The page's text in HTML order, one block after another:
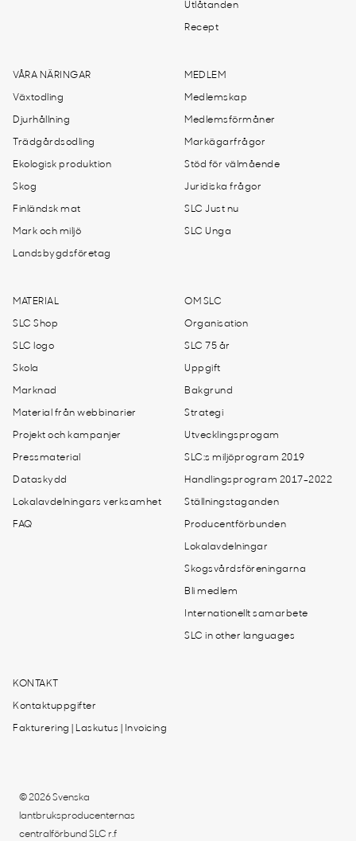
Utlåtanden
Recept
VÅRA NÄRINGAR
Växtodling
Djurhållning
Trädgårdsodling
Ekologisk produktion
Skog
Finländsk mat
Mark och miljö
Landsbygdsföretag
MEDLEM
Medlemskap
Medlemsförmåner
Markägarfrågor
Stöd för välmående
Juridiska frågor
SLC Just nu
SLC Unga
MATERIAL
SLC Shop
SLC logo
Skola
Marknad
Material från webbinarier
Projekt och kampanjer
Pressmaterial
Dataskydd
Lokalavdelningars verksamhet
FAQ
OM SLC
Organisation
SLC 75 år
Uppgift
Bakgrund
Strategi
Utvecklingsprogam
SLC:s miljöprogram 2019
Handlingsprogram 2017-2022
Ställningstaganden
Producentförbunden
Lokalavdelningar
Skogsvårdsföreningarna
Bli medlem
Internationellt samarbete
SLC in other languages
KONTAKT
Kontaktuppgifter
Fakturering | Laskutus | Invoicing
© 2026 Svenska
lantbruksproducenternas
centralförbund SLC r.f